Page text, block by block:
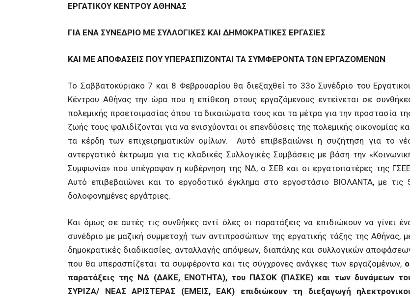
ΕΡΓΑΤΙΚΟΥ ΚΕΝΤΡΟΥ ΑΘΗΝΑΣ
ΓΙΑ ΕΝΑ ΣΥΝΕΔΡΙΟ ΜΕ ΣΥΛΛΟΓΙΚΕΣ ΚΑΙ ΔΗΜΟΚΡΑΤΙΚΕΣ ΕΡΓΑΣΙΕΣ
ΚΑΙ ΜΕ ΑΠΟΦΑΣΕΙΣ ΠΟΥ ΥΠΕΡΑΣΠΙΖΟΝΤΑΙ ΤΑ ΣΥΜΦΕΡΟΝΤΑ ΤΩΝ ΕΡΓΑΖΟΜΕΝΩΝ
Το Σαββατοκύριακο 7 και 8 Φεβρουαρίου θα διεξαχθεί το 33ο Συνέδριο του
Κέντρου Αθήνας την ώρα που η επίθεση στους εργαζόμενους εντείνεται σε
πολεμικής προετοιμασίας όπου τα δικαιώματα τους και τα μέτρα για την προστασία
ζωής τους ψαλιδίζονται για να ενισχύονται οι επενδύσεις της πολεμικής οικονομίας
τα κέρδη των επιχειρηματικών ομίλων. Αυτό επιβεβαιώνει η συζήτηση για το
αντεργατικό έκτρωμα για τις κλαδικές Συλλογικές Συμβάσεις με βάση την
Συμφωνία» που υπέγραψαν η κυβέρνηση της ΝΔ, ο ΣΕΒ και οι εργατοπατέρες της
Αυτό επιβεβαιώνει και το εργοδοτικό έγκλημα στο εργοστάσιο ΒΙΟΛΑΝΤΑ, με τις
δολοφονημένες εργάτριες.
Και όμως σε αυτές τις συνθήκες αντί όλες οι παρατάξεις να επιδιώκουν να γίνει
συνέδριο με μαζική συμμετοχή των αντιπροσώπων της εργατικής τάξης της Αθήνας,
δημοκρατικές διαδικασίες, ανταλλαγής απόψεων, διαπάλης και συλλογικών
που θα υπερασπίζεται τα συμφέροντα και τις σύγχρονες ανάγκες των εργαζομένων,
παρατάξεις της ΝΔ (ΔΑΚΕ, ΕΝΟΤΗΤΑ), του ΠΑΣΟΚ (ΠΑΣΚΕ) και των δυνάμεων
ΣΥΡΙΖΑ/ ΝΕΑΣ ΑΡΙΣΤΕΡΑΣ (ΕΜΕΙΣ, ΕΑΚ) επιδιώκουν τη διεξαγωγή